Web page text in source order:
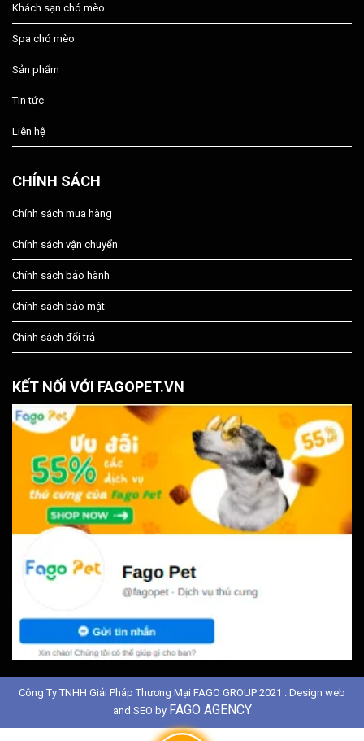
Khách sạn chó mèo
Spa chó mèo
Sản phẩm
Tin tức
Liên hệ
CHÍNH SÁCH
Chính sách mua hàng
Chính sách vận chuyển
Chính sách bảo hành
Chính sách bảo mật
Chính sách đổi trả
KẾT NỐI VỚI FAGOPET.VN
Công Ty TNHH Giải Pháp Thương Mại FAGO GROUP 2021 . Design web
and SEO by FAGO AGENCY